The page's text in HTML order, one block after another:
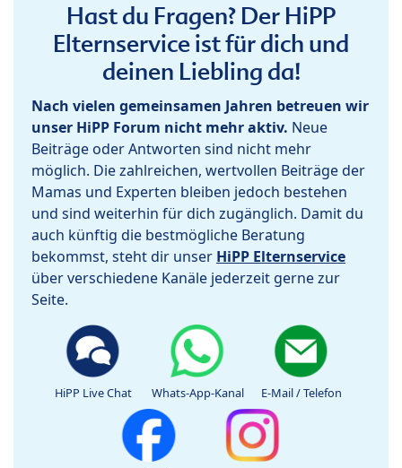
Hast du Fragen? Der HiPP
Elternservice ist für dich und
deinen Liebling da!
Nach vielen gemeinsamen Jahren betreuen wir
unser HiPP Forum nicht mehr aktiv. Neue
Beiträge oder Antworten sind nicht mehr
möglich. Die zahlreichen, wertvollen Beiträge der
Mamas und Experten bleiben jedoch bestehen
und sind weiterhin für dich zugänglich. Damit du
auch künftig die bestmögliche Beratung
bekommst, steht dir unser HiPP Elternservice
über verschiedene Kanäle jederzeit gerne zur
Seite.
HiPP Live Chat Whats-App-Kanal E-Mail / Telefon